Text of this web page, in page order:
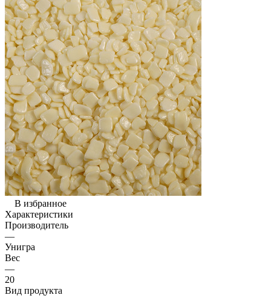
В избранное
Характеристики
Производитель
—
Унигра
Вес
—
20
Вид продукта